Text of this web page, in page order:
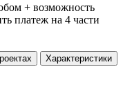
+ возможность
платеж на 4 части
Характеристики